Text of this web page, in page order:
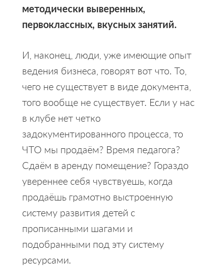
методически выверенных,
первоклассных, вкусных занятий.
И, наконец, люди, уже имеющие опыт
ведения бизнеса, говорят вот что. То,
чего не существует в виде документа,
того вообще не существует. Если у нас
в клубе нет четко
задокументированного процесса, то
ЧТО мы продаём? Время педагога?
Сдаём в аренду помещение? Гораздо
увереннее себя чувствуешь, когда
продаёшь грамотно выстроенную
систему развития детей с
прописанными шагами и
подобранными под эту систему
ресурсами.